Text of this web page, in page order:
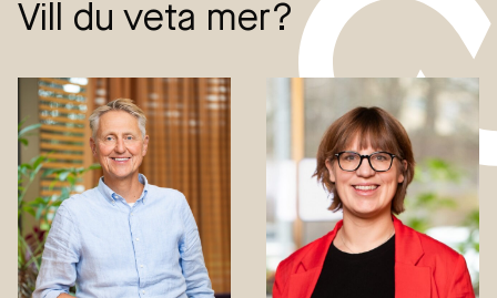
Vill du veta mer?